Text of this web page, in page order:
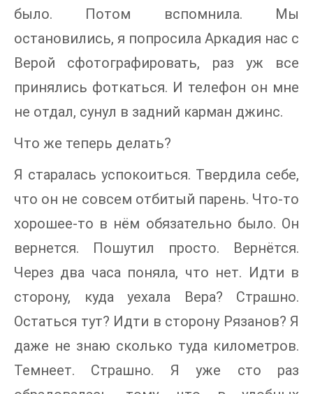
было. Потом вспомнила. Мы
остановились, я попросила Аркадия нас с
Верой сфотографировать, раз уж все
принялись фоткаться. И телефон он мне
не отдал, сунул в задний карман джинс.
Что же теперь делать?
Я старалась успокоиться. Твердила себе,
что он не совсем отбитый парень. Что-то
хорошее-то в нём обязательно было. Он
вернется. Пошутил просто. Вернётся.
Через два часа поняла, что нет. Идти в
сторону, куда уехала Вера? Страшно.
Остаться тут? Идти в сторону Рязанов? Я
даже не знаю сколько туда километров.
Темнеет. Страшно. Я уже сто раз